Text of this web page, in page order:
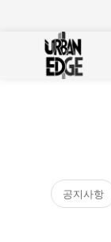
공지사항